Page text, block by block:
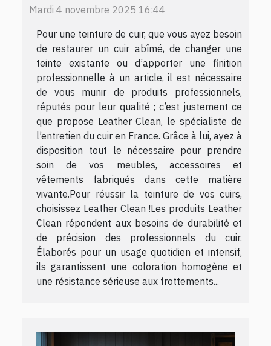
Mardi 4 novembre 2025 16:44
Pour une teinture de cuir, que vous ayez besoin
de restaurer un cuir abîmé, de changer une
teinte existante ou d’apporter une finition
professionnelle à un article, il est nécessaire
de vous munir de produits professionnels,
réputés pour leur qualité ; c’est justement ce
que propose Leather Clean, le spécialiste de
l’entretien du cuir en France. Grâce à lui, ayez à
disposition tout le nécessaire pour prendre
soin de vos meubles, accessoires et
vêtements fabriqués dans cette matière
vivante.Pour réussir la teinture de vos cuirs,
choisissez Leather Clean !Les produits Leather
Clean répondent aux besoins de durabilité et
de précision des professionnels du cuir.
Élaborés pour un usage quotidien et intensif,
ils garantissent une coloration homogène et
une résistance sérieuse aux frottements...